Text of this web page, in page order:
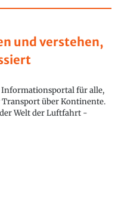
und verstehen,
für alle,
über Kontinente.
Welt der Luftfahrt -